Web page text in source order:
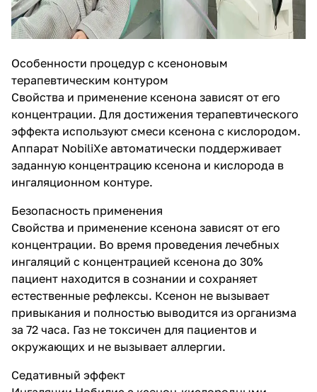
Особенности процедур с ксеноновым
терапевтическим контуром
Свойства и применение ксенона зависят от его
концентрации. Для достижения терапевтического
эффекта используют смеси ксенона с кислородом.
Аппарат NobiliXe автоматически поддерживает
заданную концентрацию ксенона и кислорода в
ингаляционном контуре.
Безопасность применения
Свойства и применение ксенона зависят от его
концентрации. Во время проведения лечебных
ингаляций с концентрацией ксенона до 30%
пациент находится в сознании и сохраняет
естественные рефлексы. Ксенон не вызывает
привыкания и полностью выводится из организма
за 72 часа. Газ не токсичен для пациентов и
окружающих и не вызывает аллергии.
Седативный эффект